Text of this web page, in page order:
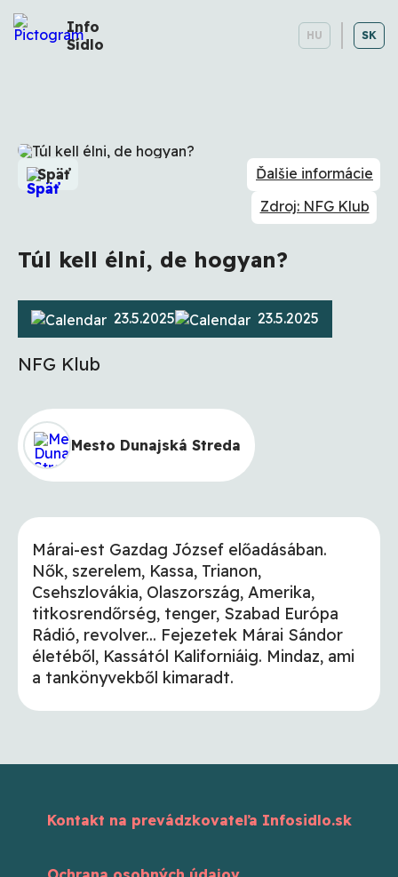
Info
Sídlo
HU SK
Späť
Ďalšie informácie
Zdroj: NFG Klub
Túl kell élni, de hogyan?
23.5.2025 23.5.2025
NFG Klub
Mesto Dunajská Streda
Márai-est Gazdag József előadásában.
Nők, szerelem, Kassa, Trianon,
Csehszlovákia, Olaszország, Amerika,
titkosrendőrség, tenger, Szabad Európa
Rádió, revolver... Fejezetek Márai Sándor
életéből, Kassától Kaliforniáig. Mindaz, ami
a tankönyvekből kimaradt.
Kontakt na prevádzkovateľa Infosidlo.sk